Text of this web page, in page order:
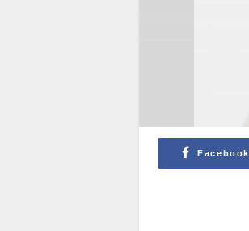
Facebook